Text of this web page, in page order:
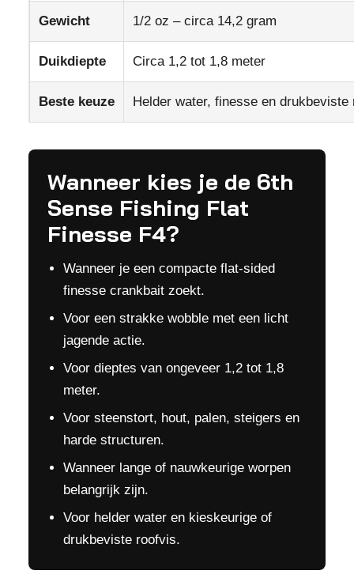
Gewicht 1/2 oz – circa 14,2 gram
Duikdiepte Circa 1,2 tot 1,8 meter
Beste keuze Helder water, finesse en drukbeviste
Wanneer kies je de 6th
Sense Fishing Flat
Finesse F4?
Wanneer je een compacte flat-sided
finesse crankbait zoekt.
Voor een strakke wobble met een licht
jagende actie.
Voor dieptes van ongeveer 1,2 tot 1,8
meter.
Voor steenstort, hout, palen, steigers en
harde structuren.
Wanneer lange of nauwkeurige worpen
belangrijk zijn.
Voor helder water en kieskeurige of
drukbeviste roofvis.